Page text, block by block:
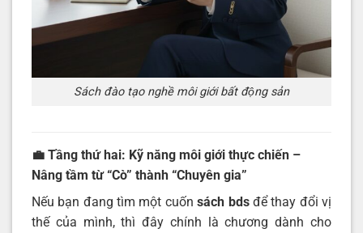
Sách đào tạo nghề môi giới bất động sản
💼 Tầng thứ hai: Kỹ năng môi giới thực chiến –
Nâng tầm từ “Cò” thành “Chuyên gia”
Nếu bạn đang tìm một cuốnsách bdsđể thay đổi vị
thế của mình, thì đây chính là chương dành cho